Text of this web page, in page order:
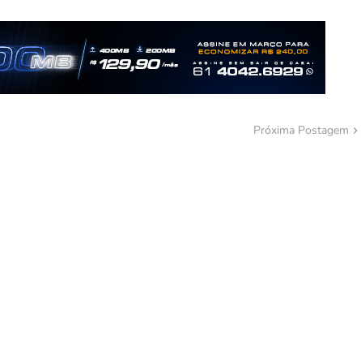
Próxima Postagem